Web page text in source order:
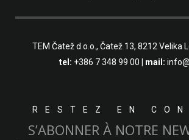
TEM Čatež d.o.o., Čatež 13, 8212 Velika
tel: +386 7 348 99 00 | mail:
RESTEZ EN
S’ABONNER À NOTRE